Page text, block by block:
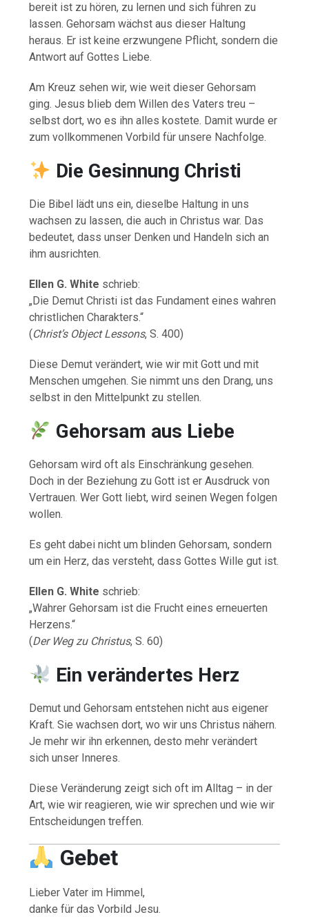
bereit ist zu hören, zu lernen und sich führen zu
lassen. Gehorsam wächst aus dieser Haltung
heraus. Er ist keine erzwungene Pflicht, sondern die
Antwort auf Gottes Liebe.
Am Kreuz sehen wir, wie weit dieser Gehorsam
ging. Jesus blieb dem Willen des Vaters treu –
selbst dort, wo es ihn alles kostete. Damit wurde er
zum vollkommenen Vorbild für unsere Nachfolge.
Die Gesinnung Christi
Die Bibel lädt uns ein, dieselbe Haltung in uns
wachsen zu lassen, die auch in Christus war. Das
bedeutet, dass unser Denken und Handeln sich an
ihm ausrichten.
Ellen G. White schrieb:
„Die Demut Christi ist das Fundament eines wahren
christlichen Charakters.“
(Christ’s Object Lessons, S. 400)
Diese Demut verändert, wie wir mit Gott und mit
Menschen umgehen. Sie nimmt uns den Drang, uns
selbst in den Mittelpunkt zu stellen.
Gehorsam aus Liebe
Gehorsam wird oft als Einschränkung gesehen.
Doch in der Beziehung zu Gott ist er Ausdruck von
Vertrauen. Wer Gott liebt, wird seinen Wegen folgen
wollen.
Es geht dabei nicht um blinden Gehorsam, sondern
um ein Herz, das versteht, dass Gottes Wille gut ist.
Ellen G. White schrieb:
„Wahrer Gehorsam ist die Frucht eines erneuerten
Herzens.“
(Der Weg zu Christus, S. 60)
Ein verändertes Herz
Demut und Gehorsam entstehen nicht aus eigener
Kraft. Sie wachsen dort, wo wir uns Christus nähern.
Je mehr wir ihn erkennen, desto mehr verändert
sich unser Inneres.
Diese Veränderung zeigt sich oft im Alltag – in der
Art, wie wir reagieren, wie wir sprechen und wie wir
Entscheidungen treffen.
Gebet
Lieber Vater im Himmel,
danke für das Vorbild Jesu.